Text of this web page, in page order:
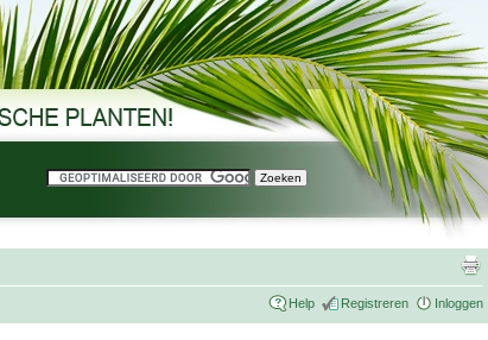
Help Registreren Inloggen